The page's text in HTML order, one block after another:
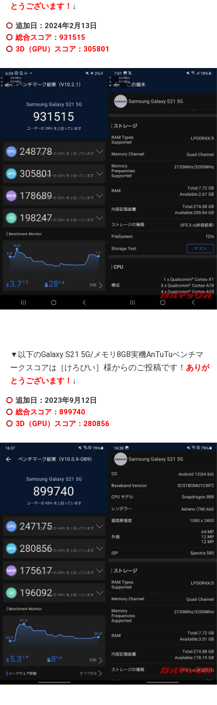
とうございます！ ↓
追加日：2024年2月13日
総合スコア：931515
3D（GPU）スコア：305801
▼以下のGalaxy S21 5G/メモリ8GB実機AnTuTuベンチマ
ークスコアは［けろぴい］様からのご投稿です！ ありが
とうございます！ ↓
追加日：2023年9月12日
総合スコア：899740
3D（GPU）スコア：280856